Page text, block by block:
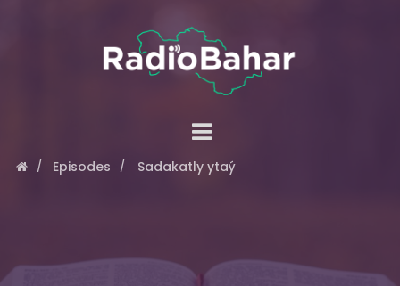
Episodes Sadakatly ytaý